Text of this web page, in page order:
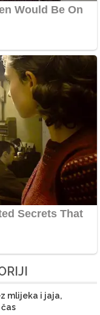
mlijeka i jaja,